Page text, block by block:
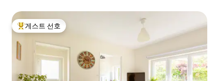
상위 게스트 선호
게스트 선호